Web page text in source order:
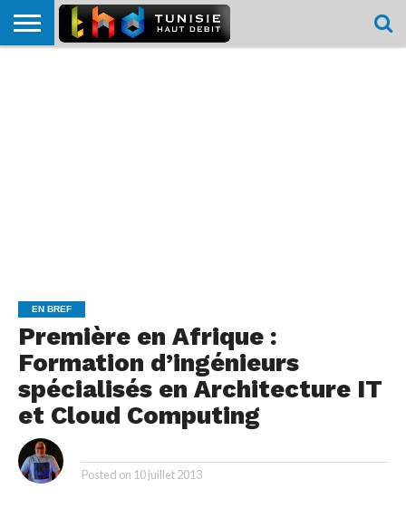
EN BREF
Première en Afrique :
Formation d’ingénieurs
spécialisés en Architecture IT
et Cloud Computing
Posted on 10 juillet 2013